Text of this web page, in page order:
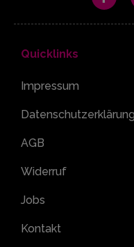
Quicklinks
Impressum
Datenschutzerklärung
AGB
Widerruf
Jobs
Kontakt